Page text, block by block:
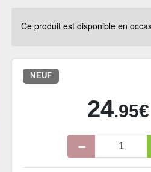
Ce produit est disponible en
NEUF
24.95€